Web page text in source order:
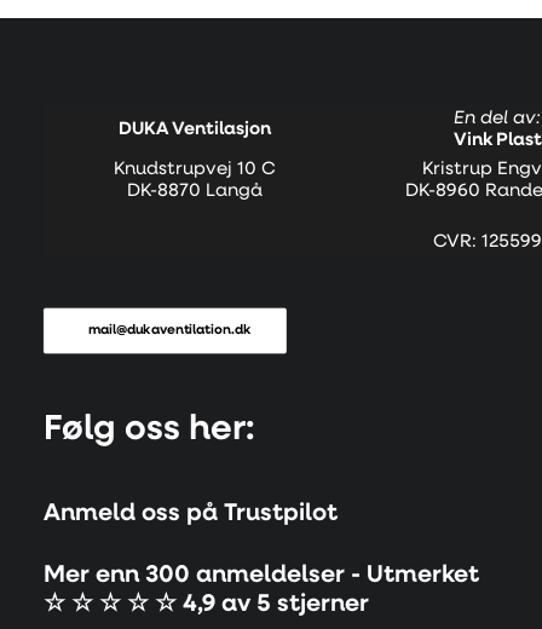
DUKA Ventilasjon
En del av:
Vink Plast
Knudstrupvej 10 C
DK-8870 Langå
Kristrup
DK-8960
CVR:
mail@dukaventilation.dk
Følg oss her:
Anmeld oss på Trustpilot
Mer enn 300 anmeldelser - Utmerket
☆ ☆ ☆ ☆ ☆ 4,9 av 5 stjerner